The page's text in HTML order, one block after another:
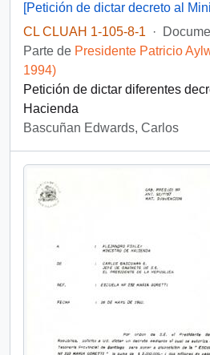
CL CLUAH 1-105-8-1
·
Parte de Presidente Patricio
1994)
Petición de dictar diferentes
Hacienda
Bascuñan Edwards, Carlos